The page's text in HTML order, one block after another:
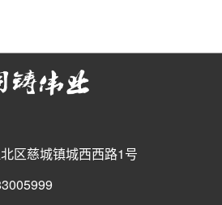
区慈城镇城西西路1号